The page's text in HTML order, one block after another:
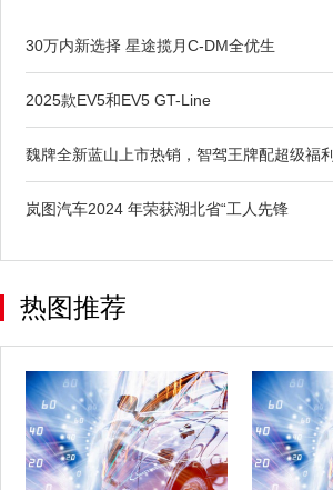
30万内新选择 星途揽月C-DM全优生
2025款EV5和EV5 GT-Line
魏牌全新蓝山上市热销，智驾王牌配超级福利
岚图汽车2024 年荣获湖北省“工人先锋
热图推荐